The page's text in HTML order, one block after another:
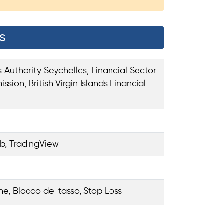
Authority Seychelles, Financial Sector
British Virgin Islands Financial
TradingView
Blocco del tasso, Stop Loss